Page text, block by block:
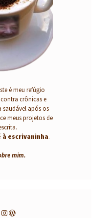
é meu refúgio
crônicas e
saudável após os
meus projetos de
à escrivaninha.
mim.
Instagram
WordPress